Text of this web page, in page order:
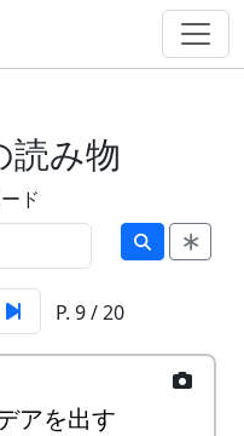
読み物
ド
P. 9 / 20
アを出す